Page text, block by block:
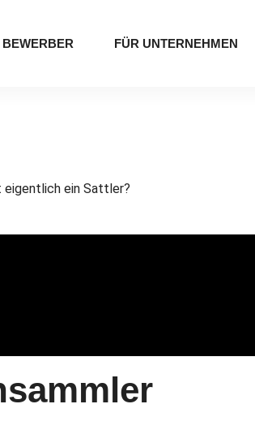
BEWERBER FÜR UNTERNEHMEN
eigentlich ein Sattler?